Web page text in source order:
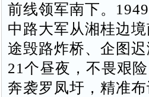
前线领军南下。
中路大军从湘桂边
途毁路炸桥、企图
21个昼夜，不畏艰
奔袭罗凤圩，精准